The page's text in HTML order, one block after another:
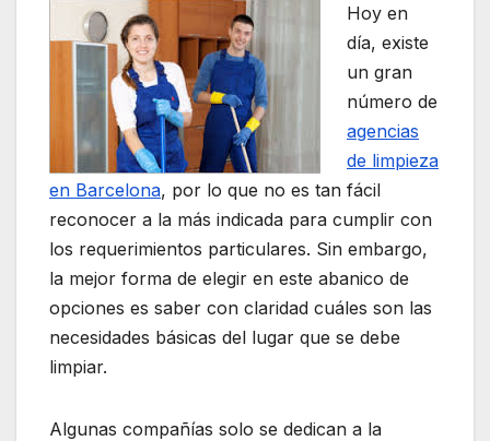
Hoy en
día, existe
un gran
número de
agencias
de limpieza
en Barcelona, por lo que no es tan fácil
reconocer a la más indicada para cumplir con
los requerimientos particulares. Sin embargo,
la mejor forma de elegir en este abanico de
opciones es saber con claridad cuáles son las
necesidades básicas del lugar que se debe
limpiar.
Algunas compañías solo se dedican a la